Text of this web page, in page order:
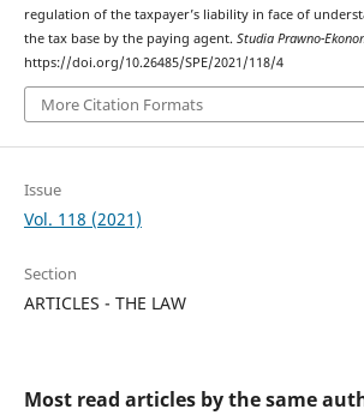
regulation of the taxpayer’s liability in face of
the tax base by the paying agent. Studia Prawno-
https://doi.org/10.26485/SPE/2021/118/4
More Citation Formats
Issue
Vol. 118 (2021)
Section
ARTICLES - THE LAW
Most read articles by the same